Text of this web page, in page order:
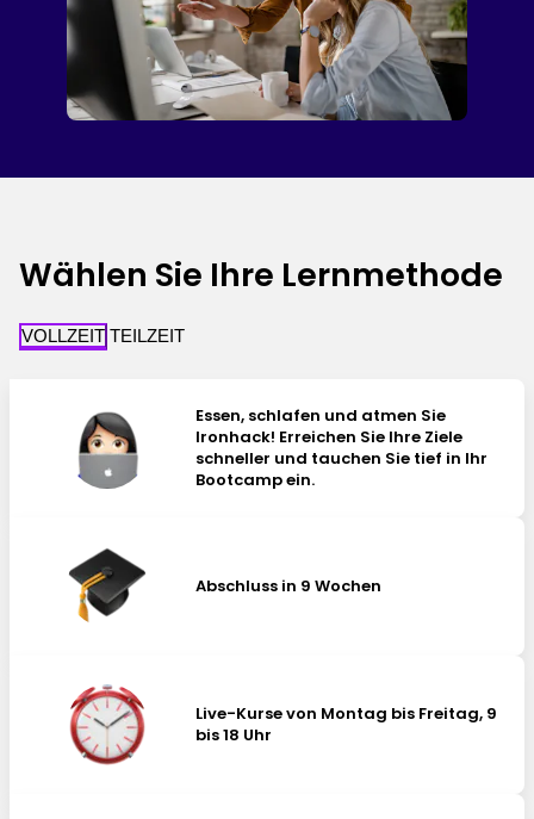
Wählen Sie Ihre Lernmethode
VOLLZEIT TEILZEIT
Essen, schlafen und atmen Sie
Ironhack! Erreichen Sie Ihre Ziele
schneller und tauchen Sie tief in Ihr
Bootcamp ein.
Abschluss in 9 Wochen
Live-Kurse von Montag bis Freitag, 9
bis 18 Uhr